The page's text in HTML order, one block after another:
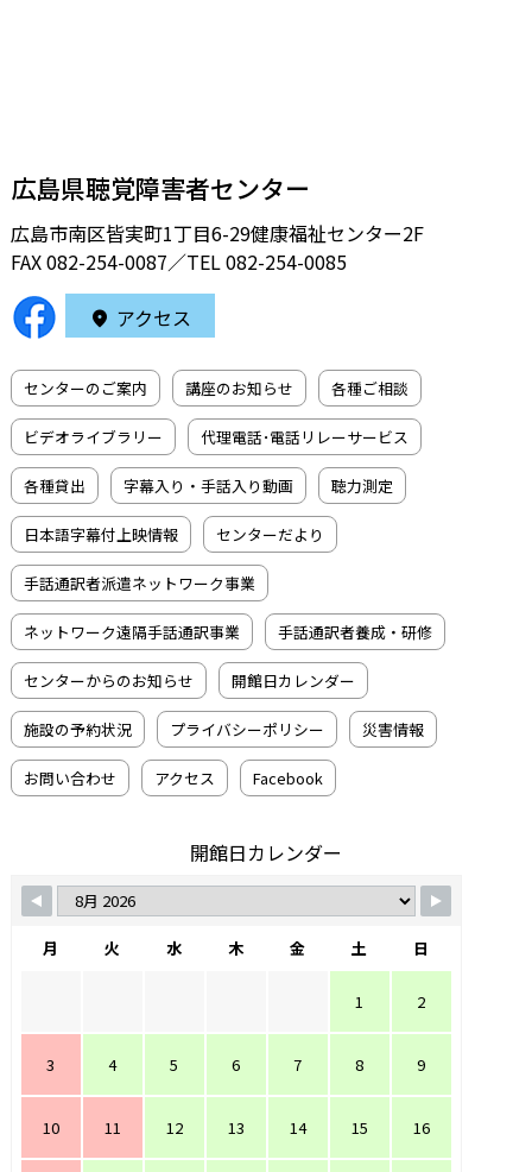
広島県聴覚障害者センター
広島市南区皆実町1丁目6-29健康福祉センター2F
FAX 082-254-0087／TEL082-254-0085
アクセス
センターのご案内 講座のお知らせ 各種ご相談
ビデオライブラリー 代理電話･電話リレーサービス
各種貸出 字幕入り・手話入り動画 聴力測定
日本語字幕付上映情報 センターだより
手話通訳者派遣ネットワーク事業
ネットワーク遠隔手話通訳事業 手話通訳者養成・研修
センターからのお知らせ 開館日カレンダー
施設の予約状況 プライバシーポリシー 災害情報
お問い合わせ アクセス Facebook
開館日カレンダー
月 火 水 木 金 土 日
1 2
3 4 5 6 7 8 9
10 11 12 13 14 15 16